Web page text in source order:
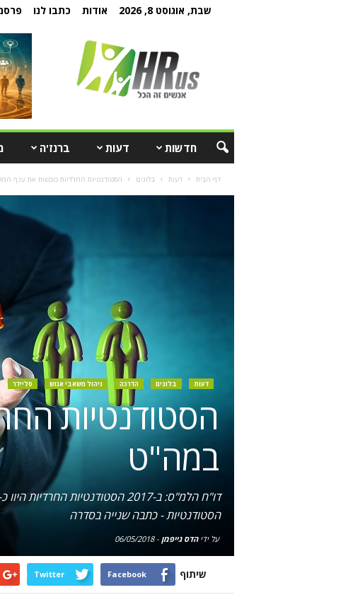
שבת, אוגוסט 8, 2026 אודות כתבו לנו
חדשות דעות ברנז'ה
דף הבית דעות בלוגים הסטודנטיות החרדיות כובשות את ענף
דעות בלוגים הדרכה ניהול משאבי אנוש סליידר
הסטודנטיות
במה"ט
הסטודנטיות - כתבה שנייה בסדרה
על ידיהדס גייפמן -
06/05/2018
שיתוף Facebook
Twitter